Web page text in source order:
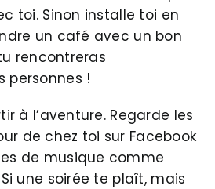
toi. Sinon installe toi en
un café avec un bon
rencontreras
personnes !
à l’aventure. Regarde les
de chez toi sur Facebook
de musique comme
une soirée te plaît, mais